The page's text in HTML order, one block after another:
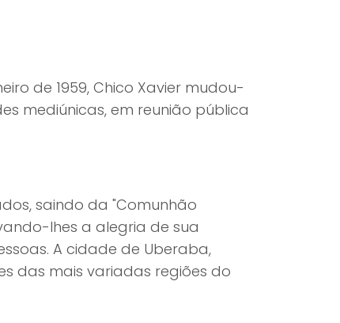
de 1959, Chico Xavier mudou-
mediúnicas, em reunião pública
saindo da "Comunhão
lhes a alegria de sua
A cidade de Uberaba,
das mais variadas regiões do